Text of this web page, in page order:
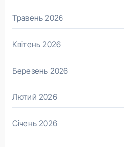
Травень 2026
Квітень 2026
Березень 2026
Лютий 2026
Січень 2026